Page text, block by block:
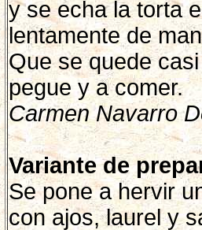
y se echa la torta
lentamente de
Que se quede
pegue y a comer.
Carmen Navarro
Variante de
Se pone a hervir
con ajos, laurel y